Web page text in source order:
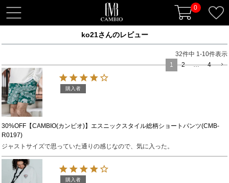
0
t
o
l
e
n
a
v
i
g
a
t
ko21さんのレビュー
32件中 1-10件表示
1
2 … 4
30%OFF【CAMBIO(カンビオ)】エスニックスタイル総柄ショートパンツ(CMB-
R0197)
購入者
ジャストサイズで思っていた通りの感じなので、気に入った。
購入者